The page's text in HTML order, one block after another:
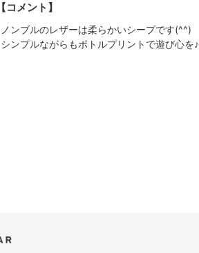
【コメント】
ノンブルのレザーは柔らかいシープです(^^)
シンプルながらもボトルプリントで遊び心を♪